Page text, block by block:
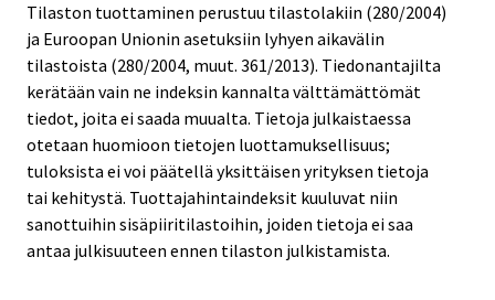
Tilaston tuottaminen perustuu tilastolakiin (280/2004)
ja Euroopan Unionin asetuksiin lyhyen aikavälin
tilastoista (280/2004, muut. 361/2013). Tiedonantajilta
kerätään vain ne indeksin kannalta välttämättömät
tiedot, joita ei saada muualta. Tietoja julkaistaessa
otetaan huomioon tietojen luottamuksellisuus;
tuloksista ei voi päätellä yksittäisen yrityksen tietoja
tai kehitystä. Tuottajahintaindeksit kuuluvat niin
sanottuihin sisäpiiritilastoihin, joiden tietoja ei saa
antaa julkisuuteen ennen tilaston julkistamista.